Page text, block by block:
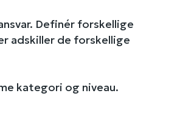
Definér forskellige
adskiller de forskellige
kategori og niveau.